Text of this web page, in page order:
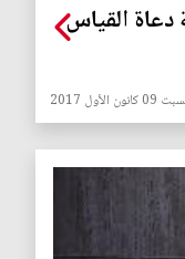
القياس
كانون الأول 2017